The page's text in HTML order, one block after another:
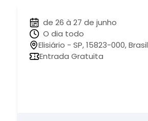
de 26 à 27 de junho
O dia todo
Elisiário - SP, 15823-000, Brasil
Entrada Gratuita